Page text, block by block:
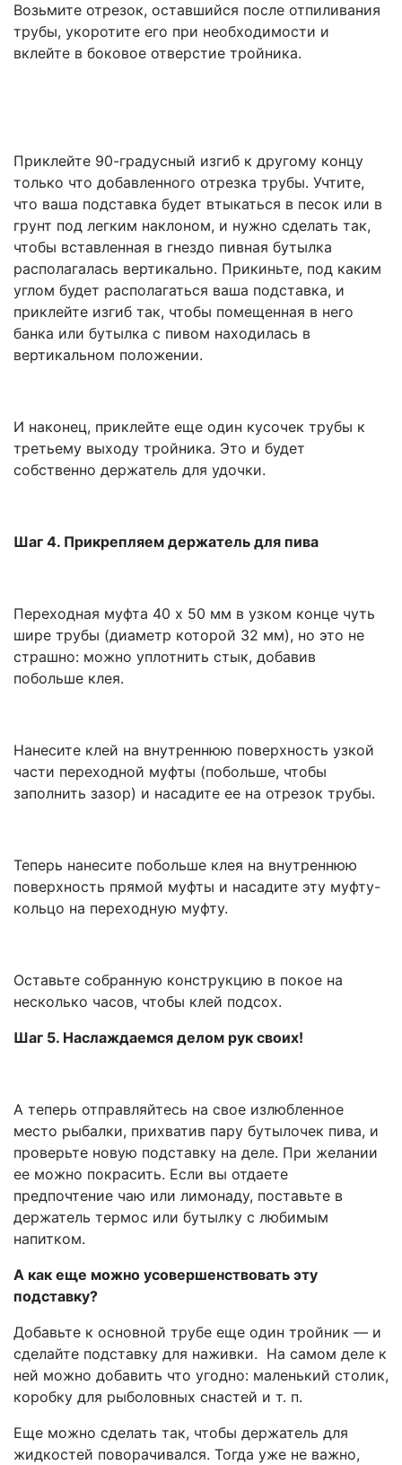
Возьмите отрезок, оставшийся после отпиливания
трубы, укоротите его при необходимости и
вклейте в боковое отверстие тройника.
Приклейте 90-градусный изгиб к другому концу
только что добавленного отрезка трубы. Учтите,
что ваша подставка будет втыкаться в песок или в
грунт под легким наклоном, и нужно сделать так,
чтобы вставленная в гнездо пивная бутылка
располагалась вертикально. Прикиньте, под каким
углом будет располагаться ваша подставка, и
приклейте изгиб так, чтобы помещенная в него
банка или бутылка с пивом находилась в
вертикальном положении.
И наконец, приклейте еще один кусочек трубы к
третьему выходу тройника. Это и будет
собственно держатель для удочки.
Шаг 4. Прикрепляем держатель для пива
Переходная муфта 40 х 50 мм в узком конце чуть
шире трубы (диаметр которой 32 мм), но это не
страшно: можно уплотнить стык, добавив
побольше клея.
Нанесите клей на внутреннюю поверхность узкой
части переходной муфты (побольше, чтобы
заполнить зазор) и насадите ее на отрезок трубы.
Теперь нанесите побольше клея на внутреннюю
поверхность прямой муфты и насадите эту муфту-
кольцо на переходную муфту.
Оставьте собранную конструкцию в покое на
несколько часов, чтобы клей подсох.
Шаг 5. Наслаждаемся делом рук своих!
А теперь отправляйтесь на свое излюбленное
место рыбалки, прихватив пару бутылочек пива, и
проверьте новую подставку на деле. При желании
ее можно покрасить. Если вы отдаете
предпочтение чаю или лимонаду, поставьте в
держатель термос или бутылку с любимым
напитком.
А как еще можно усовершенствовать эту
подставку?
Добавьте к основной трубе еще один тройник — и
сделайте подставку для наживки. На самом деле к
ней можно добавить что угодно: маленький столик,
коробку для рыболовных снастей и т. п.
Еще можно сделать так, чтобы держатель для
жидкостей поворачивался. Тогда уже не важно,